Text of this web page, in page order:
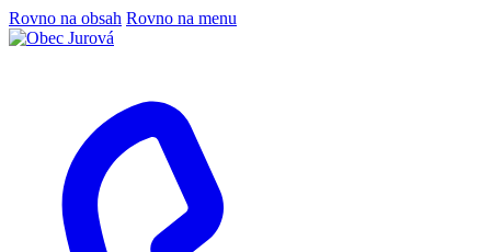
Rovno na obsah Rovno na menu